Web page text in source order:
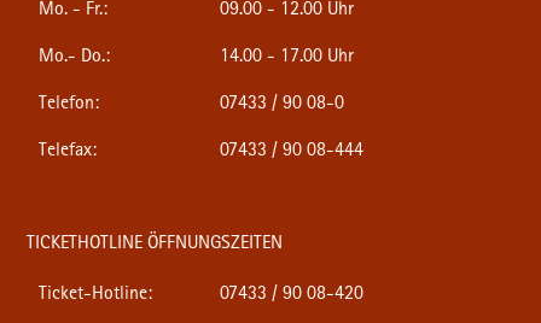
Mo. - Fr.: 09.00 - 12.00 Uhr
Mo.- Do.: 14.00 - 17.00 Uhr
Telefon: 07433 / 90 08-0
Telefax: 07433 / 90 08-444
TICKETHOTLINE ÖFFNUNGSZEITEN
Ticket-Hotline: 07433 / 90 08-420